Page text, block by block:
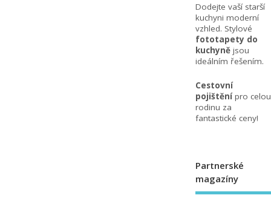
Dodejte vaší starší
kuchyni moderní
vzhled. Stylové
fototapety do
kuchynějsou
ideálním řešením.
Cestovní
pojištěnípro celou
rodinu za
fantastické ceny!
Partnerské
magazíny